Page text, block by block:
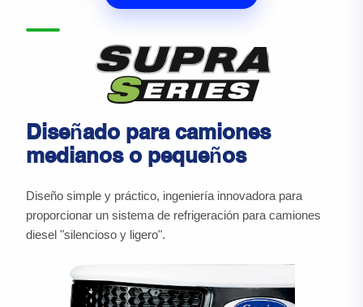
Diseñado para camiones
medianos o pequeños
Diseño simple y práctico, ingeniería innovadora para
proporcionar un sistema de refrigeración para camiones
diesel "silencioso y ligero".